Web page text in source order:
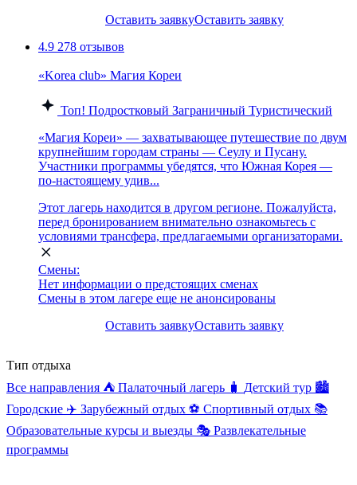
Оставить заявкуОставить заявку
4.9 278 отзывов
«Korea club» Магия Кореи
Топ! Подростковый Заграничный Туристический
«Магия Кореи» — захватывающее путешествие по двум
крупнейшим городам страны — Сеулу и Пусану.
Участники программы убедятся, что Южная Корея —
по-настоящему удив...
Этот лагерь находится в другом регионе. Пожалуйста,
перед бронированием внимательно ознакомьтесь с
условиями трансфера, предлагаемыми организаторами.
Смены:
Нет информации о предстоящих сменах
Смены в этом лагере еще не анонсированы
Оставить заявкуОставить заявку
Тип отдыха
Все направления ⛺ Палаточный лагерь 🧳 Детский тур 🏙️
Городские ✈️ Зарубежный отдых ⚽ Спортивный отдых 📚
Образовательные курсы и выезды 🎭 Развлекательные
программы